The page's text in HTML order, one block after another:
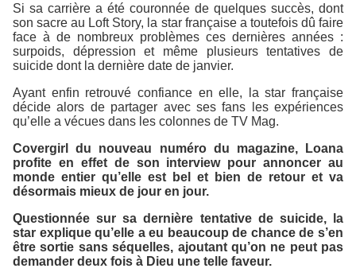
Si sa carrière a été couronnée de quelques succès, dont
son sacre au Loft Story, la star française a toutefois dû faire
face à de nombreux problèmes ces dernières années :
surpoids, dépression et même plusieurs tentatives de
suicide dont la dernière date de janvier.
Ayant enfin retrouvé confiance en elle, la star française
décide alors de partager avec ses fans les expériences
qu’elle a vécues dans les colonnes de TV Mag.
Covergirl du nouveau numéro du magazine, Loana
profite en effet de son interview pour annoncer au
monde entier qu’elle est bel et bien de retour et va
désormais mieux de jour en jour.
Questionnée sur sa dernière tentative de suicide, la
star explique qu’elle a eu beaucoup de chance de s’en
être sortie sans séquelles, ajoutant qu’on ne peut pas
demander deux fois à Dieu une telle faveur.